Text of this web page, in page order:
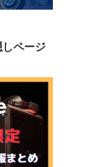
ページ